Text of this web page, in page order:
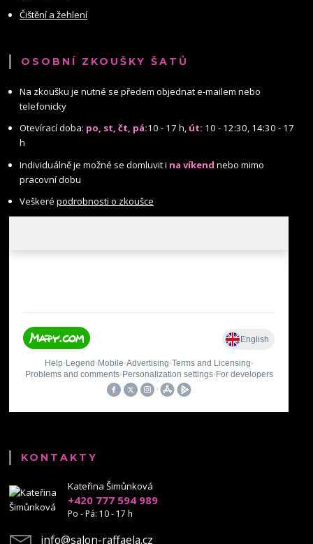
Čištění a žehlení
OSOBNÍ ZKOUŠKY ŠATŮ
Na zkoušku je nutné se předem objednat e-mailem nebo
telefonicky
Otevírací doba: po, st, čt, pá:10 - 17 h, út: 10 - 12:30, 14:30 - 17
h
Individuálně je možné se domluvit i na víkend nebo mimo
pracovní dobu
Veškerépodrobnosti o zkoušce
KONTAKTY
Kateřina Šimůnková
+420 777 594 989
Po - Pá: 10 - 17 h
info@salon-raffaela.cz